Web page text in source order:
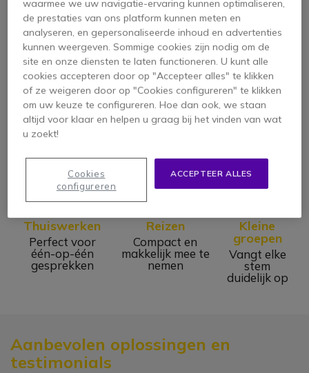
Voordelen:
Verhoogde productiviteit : Maakt samenwerking
op elk moment mogelijk, zelfs op afstand
Kostenbesparing: Draagbaar, geen apparaat
nodig in elk kantoor
Veelzijdigheid : Perfect voor solo gesprekken of
kleine vergaderingen
Ideaal voor...
Thuiswerken
Perfect voor
één-op-één
gesprekken
Reizen
Compact en
makkelijk mee te
nemen
Kleine
groepen
Vangt elke
stem
duidelijk op
Aanbevolen oplossingen en
testimonials
waarmee we uw navigatie-ervaring kunnen optimaliseren,
de prestaties van ons platform kunnen meten en
analyseren, en gepersonaliseerde inhoud en advertenties
kunnen weergeven. Sommige cookies zijn nodig om de
site en onze diensten te laten functioneren. U kunt alle
cookies accepteren door op "Accepteer alles" te klikken
of ze weigeren door op "Cookies configureren" te klikken
om uw keuze te configureren. Hoe dan ook, we staan
altijd voor klaar en helpen u graag bij het vinden van wat
u zoekt!
ACCEPTEER ALLES
Cookies
configureren